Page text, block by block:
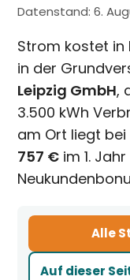
Datenstand:6.
Strom kostet in
in der
Leipzig GmbH,
3.500 kWh
am Ort liegt bei
757 € im 1.
Auf dieser
Alle